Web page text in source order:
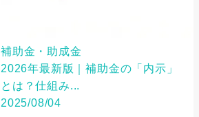
補助金・助成金
2026年最新版｜補助金の「内示」
とは？仕組み...
2025/08/04